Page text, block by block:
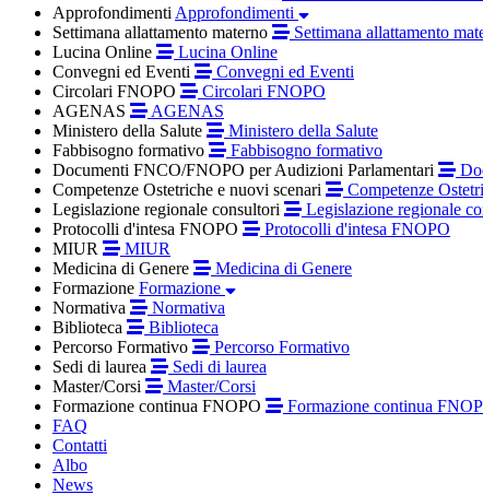
Approfondimenti Approfondimenti
Settimana allattamento materno
Settimana allattamento
Lucina Online
Lucina Online
Convegni ed Eventi
Convegni ed Eventi
Circolari FNOPO
Circolari FNOPO
AGENAS
AGENAS
Ministero della Salute
Ministero della Salute
Fabbisogno formativo
Fabbisogno formativo
Documenti FNCO/FNOPO per Audizioni Parlamentari
Competenze Ostetriche e nuovi scenari
Competenze
Legislazione regionale consultori
Legislazione regionale
Protocolli d'intesa FNOPO
Protocolli d'intesa FNOPO
MIUR
MIUR
Medicina di Genere
Medicina di Genere
Formazione Formazione
Normativa
Normativa
Biblioteca
Biblioteca
Percorso Formativo
Percorso Formativo
Sedi di laurea
Sedi di laurea
Master/Corsi
Master/Corsi
Formazione continua FNOPO
Formazione continua
FAQ
Contatti
Albo
News